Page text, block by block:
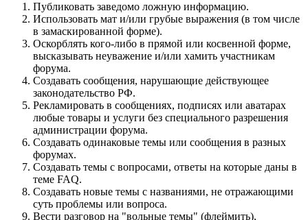
Публиковать заведомо ложнyю инфоpмацию.
Использовать мат и/или грубые выражения (в том числе
в замаскированной форме).
Оскорблять кого-либо в прямой или косвенной форме,
высказывать неуважение и/или хамить участникам
форума.
Создавать сообщения, наpyшающие действyющее
законодательство РФ.
Рекламировать в сообщениях, подписях или аватарах
любые товары и услуги без специального разрешения
администрации форума.
Создавать одинаковые темы или сообщения в разных
форумах.
Создавать темы с вопросами, ответы на которые даны в
теме FAQ.
Создавать новые темы с названиями, не отражающими
суть проблемы или вопроса.
Вести разговор на "вольные темы" (флеймить),